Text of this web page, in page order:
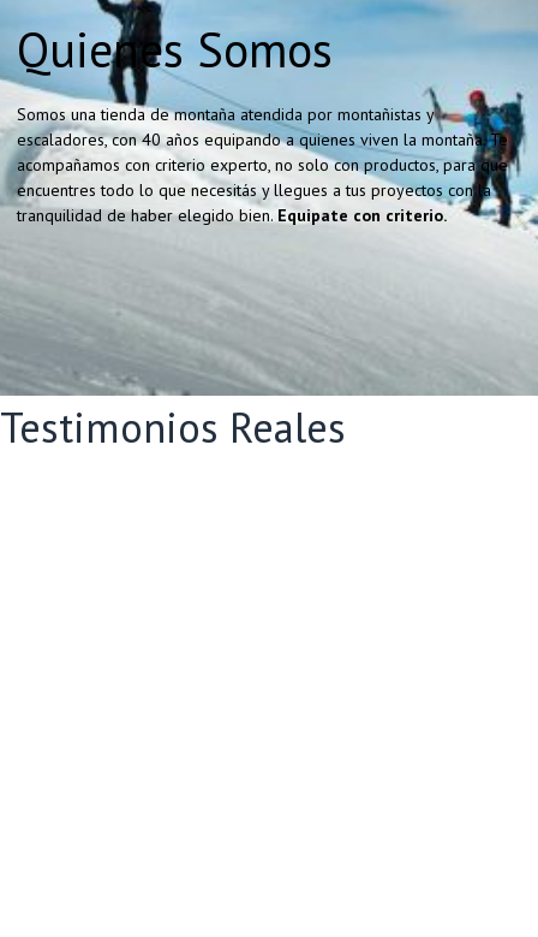
Quienes Somos
Somos una tienda de montaña atendida por montañistas y
escaladores, con 40 años equipando a quienes viven la montaña. Te
acompañamos con criterio experto, no solo con productos, para que
encuentres todo lo que necesitás y llegues a tus proyectos con la
tranquilidad de haber elegido bien. Equipate con criterio.
Testimonios Reales